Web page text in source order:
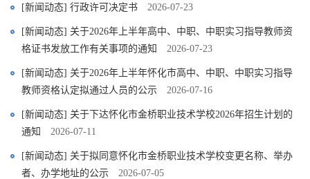
[新闻动态] 行政许可决定书 2026-07-23
[新闻动态] 关于2026年上半年高中、中职、中职实习指导教师资
格证书发放工作有关事项的通知
2026-07-23
[新闻动态] 关于2026年上半年怀化市高中、中职、中职实习指导
教师资格认定拟通过人员的公示
2026-07-16
[新闻动态] 关于下达怀化市金桥职业技术学校2026年招生计划的
通知
2026-07-11
[新闻动态] 关于拟同意怀化市金桥职业技术学校变更名称、举办
者、办学地址的公示
2026-07-05